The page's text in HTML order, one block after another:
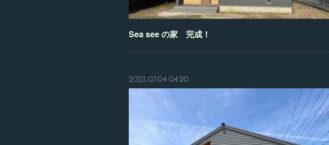
Sea see の家 完成！
2023.07.04 04:20